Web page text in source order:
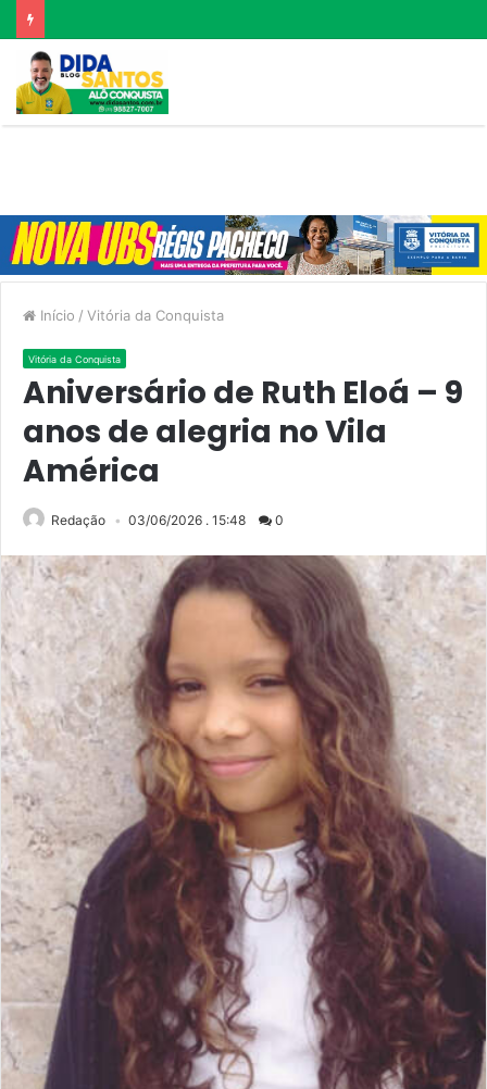
Início / Vitória da Conquista
Vitória da Conquista
Aniversário de Ruth Eloá – 9
anos de alegria no Vila
América
Redação 03/06/2026 . 15:48 0